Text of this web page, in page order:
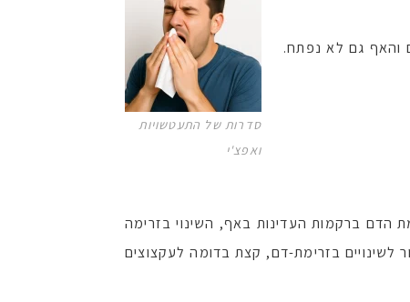
סדרות של התעטשויות
ואפצ'י
והאף גם לא נפתח.
הדם ברקמות העדינות באף, השינוי בזרימה
בזרימת-דם, קצת בדומה לעקצוצים